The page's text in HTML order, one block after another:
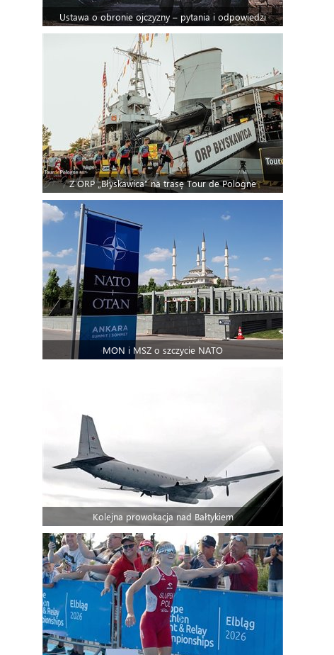
Ustawa o obronie ojczyzny – pytania i odpowiedzi
Z ORP „Błyskawica” na trasę Tour de Pologne
MON i MSZ o szczycie NATO
Kolejna prowokacja nad Bałtykiem